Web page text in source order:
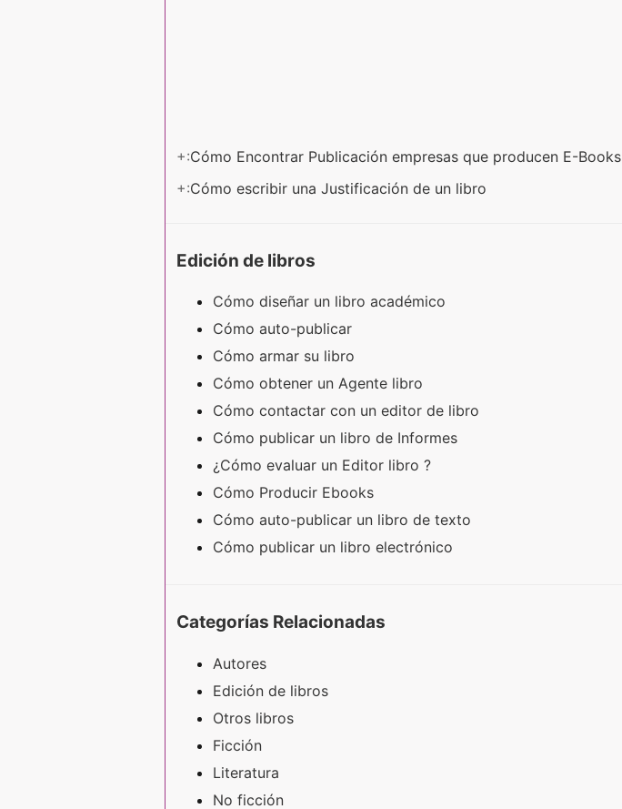
+:Cómo Encontrar Publicación empresas que producen E-Books
+:Cómo escribir una Justificación de un libro
Edición de libros
Cómo diseñar un libro académico
Cómo auto-publicar
Cómo armar su libro
Cómo obtener un Agente libro
Cómo contactar con un editor de libro
Cómo publicar un libro de Informes
¿Cómo evaluar un Editor libro ?
Cómo Producir Ebooks
Cómo auto-publicar un libro de texto
Cómo publicar un libro electrónico
Categorías Relacionadas
Autores
Edición de libros
Otros libros
Ficción
Literatura
No ficción